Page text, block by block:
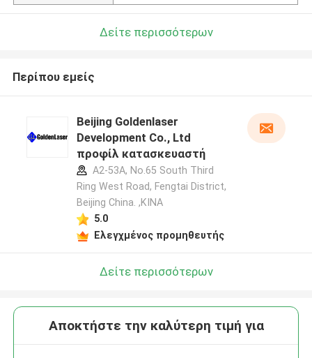
Δείτε περισσότερων
Περίπου εμείς
Beijing Goldenlaser
Development Co., Ltd
προφίλ κατασκευαστή
A2-53A, No.65 South Third
Ring West Road, Fengtai District,
Beijing China. ,ΚΙΝΑ
5.0
Ελεγχμένος προμηθευτής
Δείτε περισσότερων
Αποκτήστε την καλύτερη τιμή για